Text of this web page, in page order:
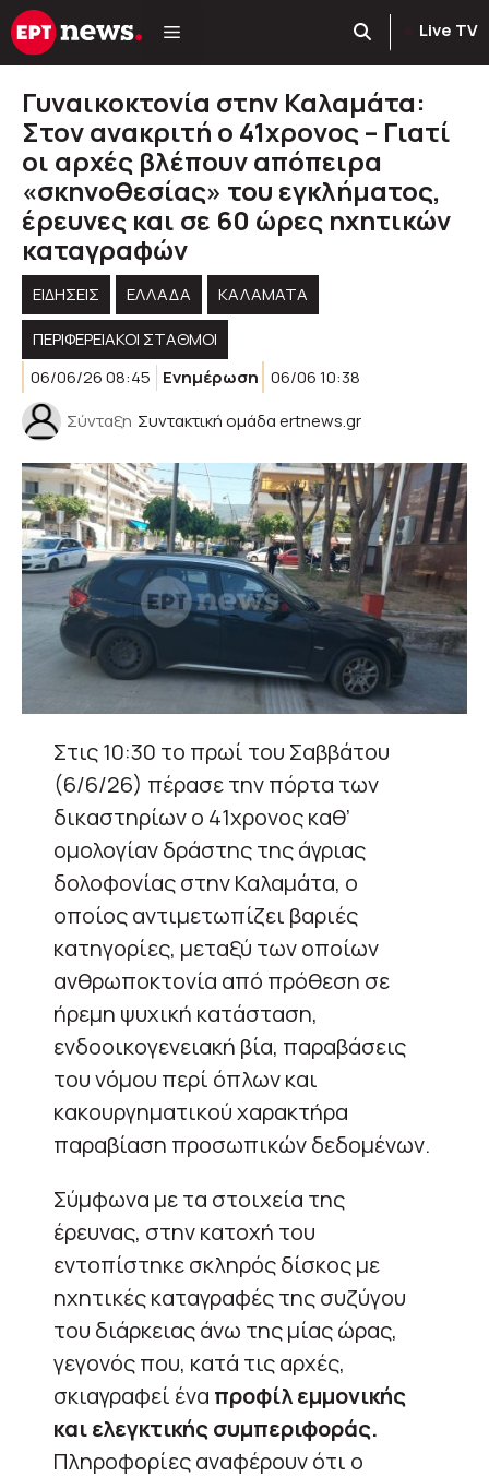
Μετάβαση
σε
Live TV
Γυναικοκτονία στην Καλαμάτα:
Στον ανακριτή ο 41χρονος – Γιατί
οι αρχές βλέπουν απόπειρα
«σκηνοθεσίας» του εγκλήματος,
έρευνες και σε 60 ώρες ηχητικών
καταγραφών
ΕΙΔΗΣΕΙΣ ΕΛΛΑΔΑ
ΚΑΛΑΜΑΤΑ
ΠΕΡΙΦΕΡΕΙΑΚΟΊ ΣΤΑΘΜΟΊ
06/06/26 08:45
Ενημέρωση 06/06 10:38
Σύνταξη Συντακτική ομάδα ertnews.gr
Στις 10:30 το πρωί του Σαββάτου
(6/6/26) πέρασε την πόρτα των
δικαστηρίων ο 41χρονος καθ’
ομολογίαν δράστης της άγριας
δολοφονίας στην Καλαμάτα, ο
οποίος αντιμετωπίζει βαριές
κατηγορίες, μεταξύ των οποίων
ανθρωποκτονία από πρόθεση σε
ήρεμη ψυχική κατάσταση,
ενδοοικογενειακή βία, παραβάσεις
του νόμου περί όπλων και
κακουργηματικού χαρακτήρα
παραβίαση προσωπικών δεδομένων.
Σύμφωνα με τα στοιχεία της
έρευνας, στην κατοχή του
εντοπίστηκε σκληρός δίσκος με
ηχητικές καταγραφές της συζύγου
του διάρκειας άνω της μίας ώρας,
γεγονός που, κατά τις αρχές,
σκιαγραφεί ένα προφίλ εμμονικής
και ελεγκτικής συμπεριφοράς.
Πληροφορίες αναφέρουν ότι ο